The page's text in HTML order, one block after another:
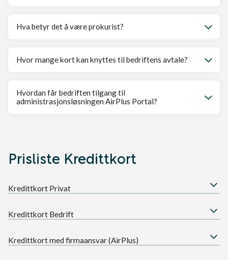
Hva betyr det å være prokurist?
Hvor mange kort kan knyttes til bedriftens avtale?
Hvordan får bedriften tilgang til
administrasjonsløsningen AirPlus Portal?
Prisliste Kredittkort
Kredittkort Privat
Kredittkort Bedrift
Kredittkort med firmaansvar (AirPlus)